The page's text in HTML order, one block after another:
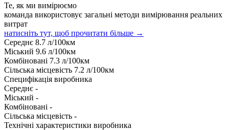
Те, як ми вимірюємо
команда використовує загальні методи вимірювання реальних
витрат
натисніть тут, щоб прочитати більше →
Середнє 8.7 л/100км
Міський 9.6 л/100км
Комбіновані 7.3 л/100км
Сільська місцевість 7.2 л/100км
Специфікація виробника
Середнє -
Міський -
Комбіновані -
Сільська місцевість -
Технічні характеристики виробника